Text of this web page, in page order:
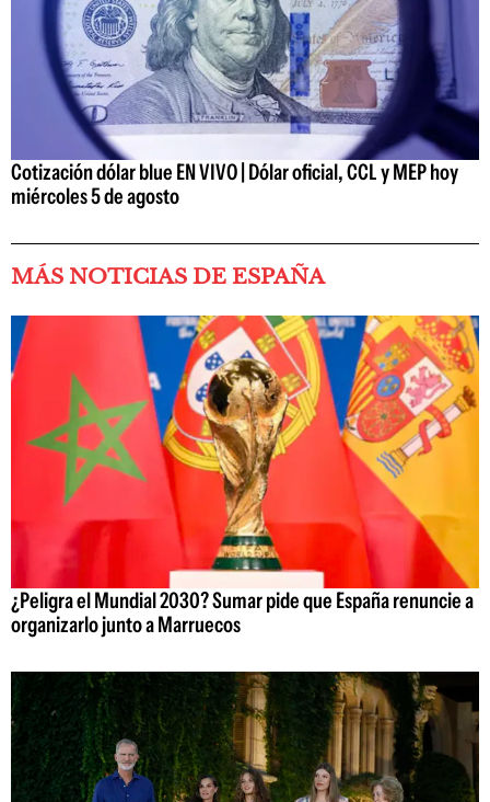
Cotización dólar blue EN VIVO | Dólar oficial, CCL y MEP hoy
miércoles 5 de agosto
MÁS NOTICIAS DE ESPAÑA
¿Peligra el Mundial 2030? Sumar pide que España renuncie a
organizarlo junto a Marruecos